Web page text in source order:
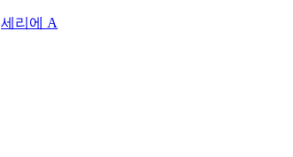
세리에 A